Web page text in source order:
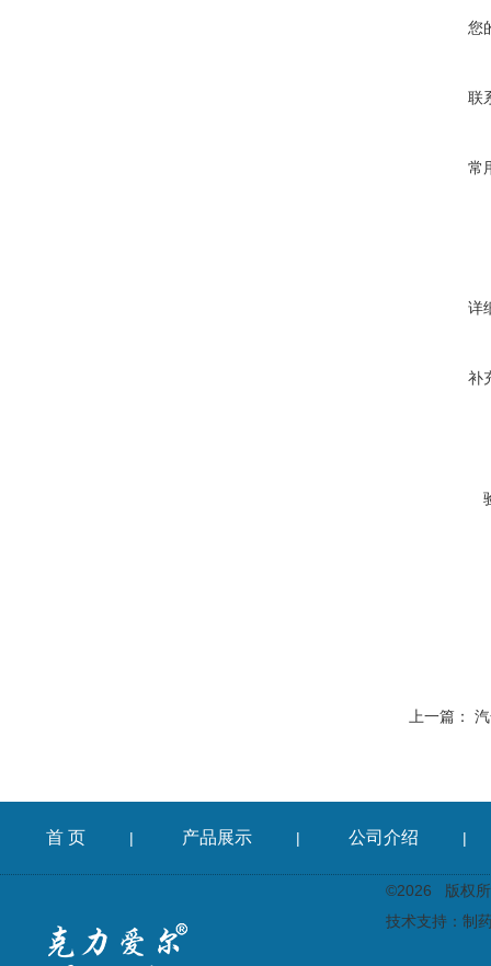
您
联
常
详
补
上一篇：
首 页 | 产品展示 | 公司介绍 |
©2026 版权所
技术支持： 制